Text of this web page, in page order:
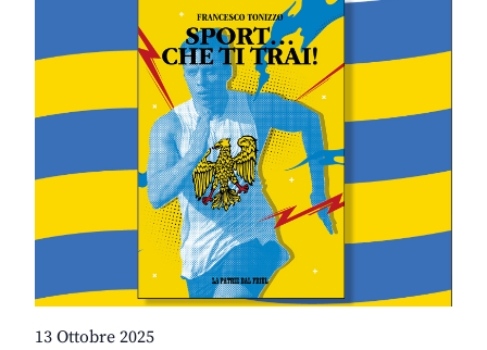
13 Ottobre 2025